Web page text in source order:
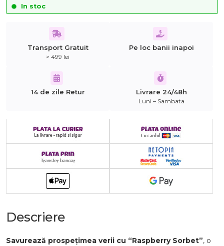
In stoc
Transport Gratuit
> 499 lei
Pe loc banii inapoi
14 de zile Retur Livrare 24/48h
Luni – Sambata
Descriere
Savurează prospețimea verii cu “Raspberry Sorbet”, o